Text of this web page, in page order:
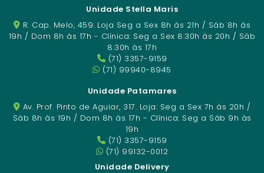
Unidade Stella Maris
R. Cap. Melo, 459. Loja Seg a Sex 8h às 21h / Sáb 8h às
19h / Dom 8h às 17h - Clínica: Seg a Sex 8:30h às 20h / Sáb
8:30h às 17h
(71) 3357-9159
(71) 99940-8945
Unidade Patamares
Av. Prof. Pinto de Aguiar, 317. Loja: Seg a Sex 7h às 20h /
Sáb 8h às 19h / Dom 8h às 17h - Clínica: Seg a Sáb 9h às
19h
(71) 3357-9159
(71) 99132-0012
Unidade Delivery